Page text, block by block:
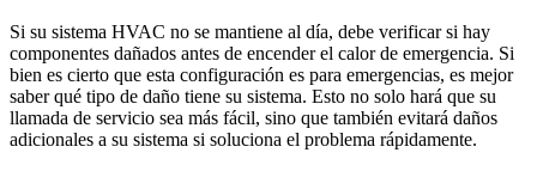
Si su sistema HVAC no se mantiene al día, debe verificar si hay
componentes dañados antes de encender el calor de emergencia. Si
bien es cierto que esta configuración es para emergencias, es mejor
saber qué tipo de daño tiene su sistema. Esto no solo hará que su
llamada de servicio sea más fácil, sino que también evitará daños
adicionales a su sistema si soluciona el problema rápidamente.